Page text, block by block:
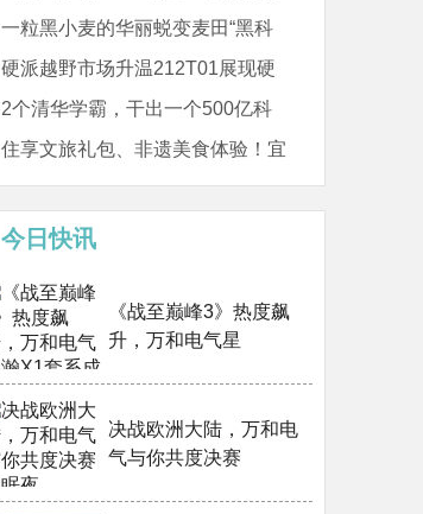
一粒黑小麦的华丽蜕变麦田“黑科
硬派越野市场升温212T01展现硬
2个清华学霸，干出一个500亿科
住享文旅礼包、非遗美食体验！宜
今日快讯
《战至巅峰3》热度飙
升，万和电气星
决战欧洲大陆，万和电
气与你共度决赛